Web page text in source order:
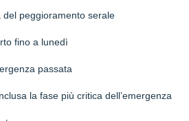
peggioramento serale
fino a lunedì
passata
la fase più critica dell’emergenza